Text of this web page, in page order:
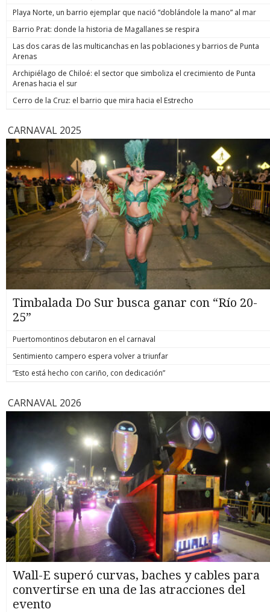
Playa Norte, un barrio ejemplar que nació “doblándole la mano” al mar
Barrio Prat: donde la historia de Magallanes se respira
Las dos caras de las multicanchas en las poblaciones y barrios de Punta
Arenas
Archipiélago de Chiloé: el sector que simboliza el crecimiento de Punta
Arenas hacia el sur
Cerro de la Cruz: el barrio que mira hacia el Estrecho
CARNAVAL 2025
Timbalada Do Sur busca ganar con “Río 20-
25”
Puertomontinos debutaron en el carnaval
Sentimiento campero espera volver a triunfar
“Esto está hecho con cariño, con dedicación”
CARNAVAL 2026
Wall-E superó curvas, baches y cables para
convertirse en una de las atracciones del
evento